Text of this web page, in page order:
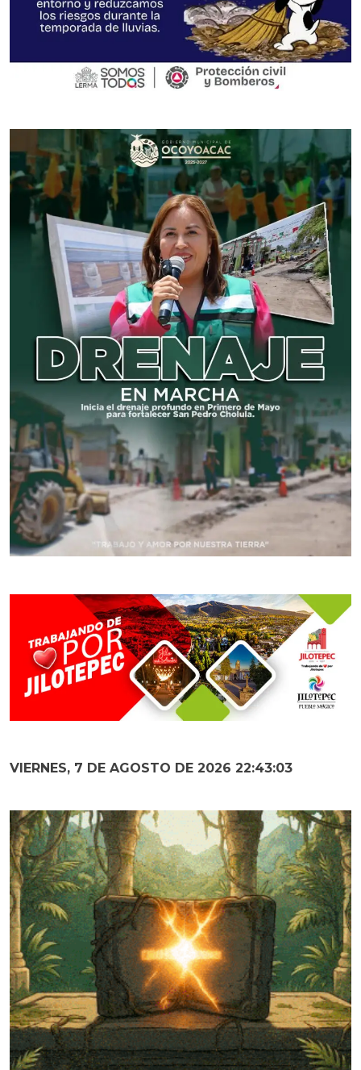
VIERNES, 7 DE AGOSTO DE 2026 22:43:04